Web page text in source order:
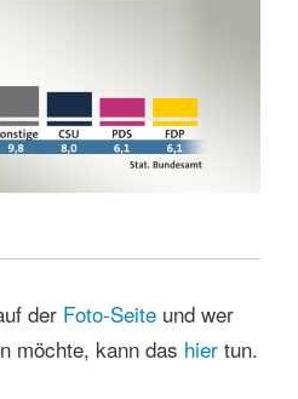
der Foto-Seiteund wer
möchte, kann das hiertun.